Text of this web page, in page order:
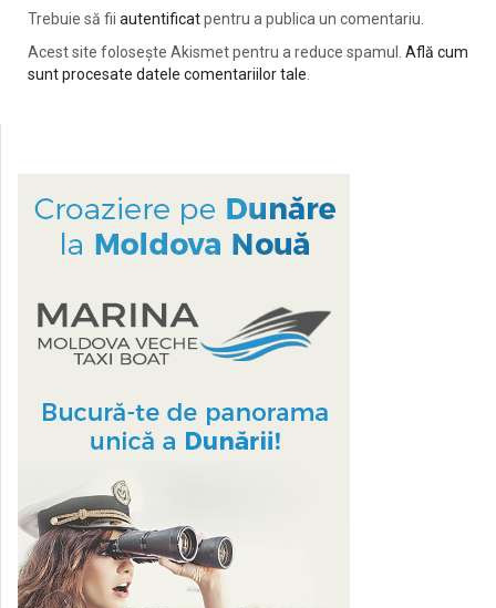
Trebuie să fii autentificatpentru a publica un comentariu.
Acest site folosește Akismet pentru a reduce spamul. Află cum
sunt procesate datele comentariilor tale